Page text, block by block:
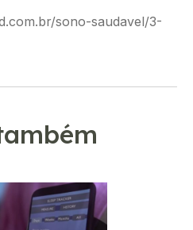
sono-saudavel/3-